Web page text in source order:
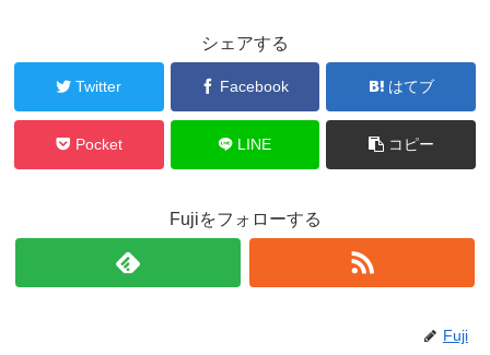
シェアする
Twitter Facebook はてブ
Pocket LINE コピー
Fujiをフォローする
Fuji